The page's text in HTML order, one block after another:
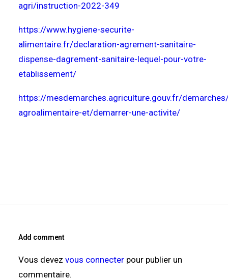
agri/instruction-2022-349
https://www.hygiene-securite-
alimentaire.fr/declaration-agrement-sanitaire-
dispense-dagrement-sanitaire-lequel-pour-votre-
etablissement/
https://mesdemarches.agriculture.gouv.fr/
agroalimentaire-et/demarrer-une-activite/
Add comment
Vous devez vous connecter pour publier un
commentaire.